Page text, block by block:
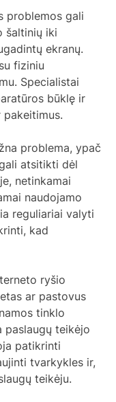
problemos gali
šaltinių iki
ekranų.
fiziniu
Specialistai
būklę ir
problema, ypač
atsitikti dėl
netinkamai
naudojamo
reguliariai valyti
kad
ryšio
ar pastovus
tinklo
paslaugų teikėjo
patikrinti
tvarkykles ir,
teikėju.